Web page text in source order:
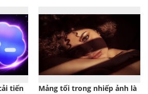
tiến
Mảng tối trong nhiếp ảnh là